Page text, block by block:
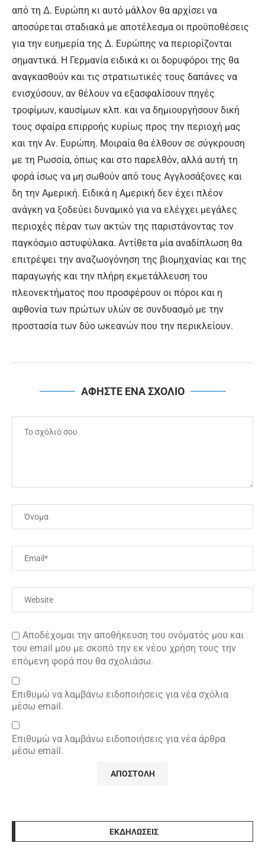
από τη Δ. Ευρώπη κι αυτό μάλλον θα αρχίσει να
αποσύρεται σταδιακά με αποτέλεσμα οι προϋποθέσεις
για την ευημερία της Δ. Ευρώπης να περιορίζονται
σημαντικά. Η Γερμανία ειδικά κι οι δορυφόροι της θα
αναγκασθούν και τις στρατιωτικές τους δαπάνες να
ενισχύσουν, αν θέλουν να εξασφαλίσουν πηγές
τροφίμων, καυσίμων κλπ. και να δημιουργήσουν δική
τους σφαίρα επιρροής κυρίως προς την περιοχή μας
και την Αν. Ευρώπη. Μοιραία θα έλθουν σε σύγκρουση
με τη Ρωσσία, όπως και στο παρελθόν, αλλά αυτή τη
φορά ίσως να μη σωθούν από τους Αγγλοσάξονες και
δη την Αμερική. Ειδικά η Αμερική δεν έχει πλέον
ανάγκη να ξοδεύει δυναμικό για να ελέγχει μεγάλες
περιοχές πέραν των ακτών της παριστάνοντας τον
παγκόσμιο αστυφύλακα. Αντίθετα μία αναδίπλωση θα
επιτρέψει την αναζωογόνηση της βιομηχανίας και της
παραγωγής και την πλήρη εκμετάλλευση του
πλεονεκτήματος που προσφέρουν οι πόροι και η
αφθονία των πρώτων υλών σε συνδυασμό με την
προστασία των δύο ωκεανών που την περικλείουν.
ΑΦΗΣΤΕ ΕΝΑ ΣΧΟΛΙΟ
Αποδέχομαι την αποθήκευση του ονόματός μου και
του email μου με σκοπό την εκ νέου χρήση τους την
επόμενη φορά που θα σχολιάσω.
Επιθυμώ να λαμβάνω ειδοποιήσεις για νέα σχόλια
μέσω email.
Επιθυμώ να λαμβάνω ειδοποιήσεις για νέα άρθρα
μέσω email.
ΕΚΔΗΛΩΣΕΙΣ